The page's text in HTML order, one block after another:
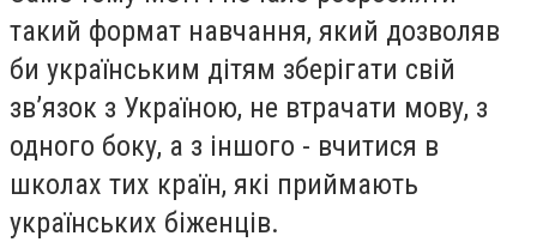
такий формат навчання, який дозволяв
би українським дітям зберігати свій
зв’язок з Україною, не втрачати мову, з
одного боку, а з іншого - вчитися в
школах тих країн, які приймають
українських біженців.